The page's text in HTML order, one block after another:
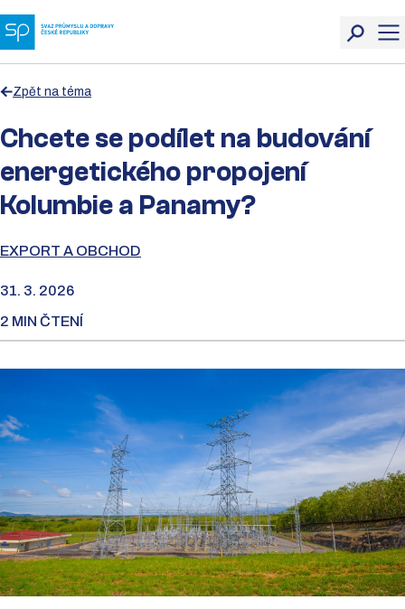
Zpět na téma
Chcete se podílet na budování
energetického propojení
Kolumbie a Panamy?
EXPORT A OBCHOD
31. 3. 2026
2 MIN ČTENÍ